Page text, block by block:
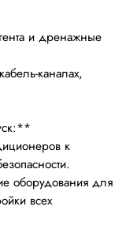
и дренажные
каналах,
к
оборудования для
всех